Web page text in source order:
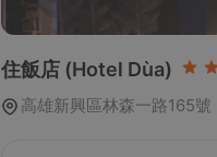
住飯店 (Hotel Dùa)
高雄新興區林森一路165號